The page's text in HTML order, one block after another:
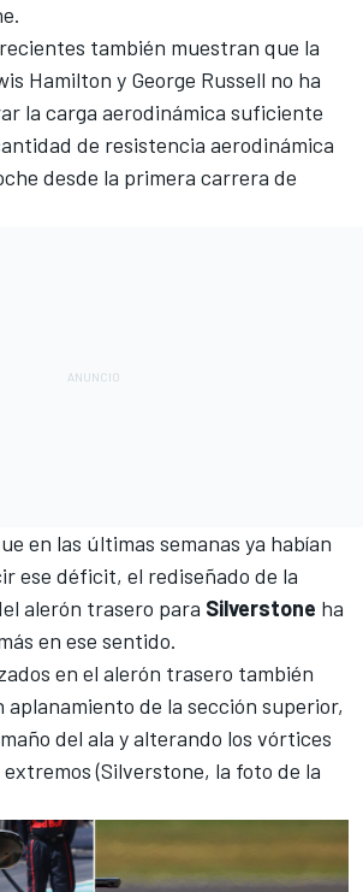
también muestran que la
Hamilton y George Russell no ha
la carga aerodinámica suficiente
de resistencia aerodinámica
desde la primera carrera de
en las últimas semanas ya habían
ese déficit, el rediseñado de la
alerón trasero para Silverstone ha
en ese sentido.
en el alerón trasero también
aplanamiento de la sección superior,
del ala y alterando los vórtices
(Silverstone, la foto de la